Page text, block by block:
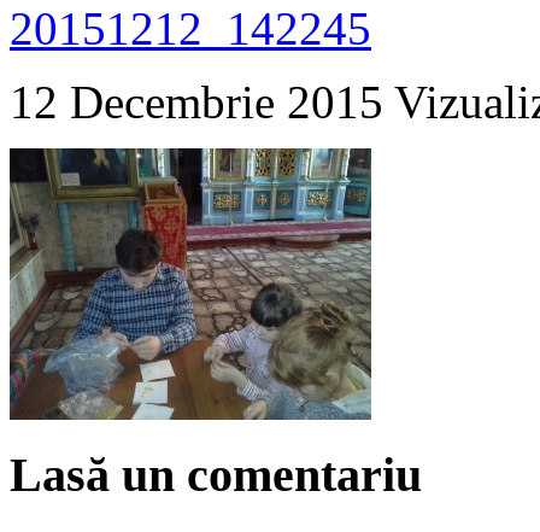
20151212_142245
12 Decembrie 2015
Lasă un comentariu